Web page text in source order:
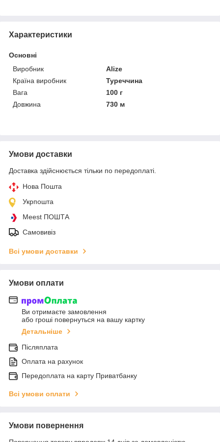
Характеристики
Основні
Виробник
Alize
Країна виробник
Туреччина
Вага
100 г
Довжина
730 м
Умови доставки
Доставка здійснюється тільки по передоплаті.
Нова Пошта
Укрпошта
Meest ПОШТА
Самовивіз
Всі умови доставки
Умови оплати
Ви отримаєте замовлення
або гроші повернуться на вашу картку
Детальніше
Післяплата
Оплата на рахунок
Передоплата на карту Приватбанку
Всі умови оплати
Умови повернення